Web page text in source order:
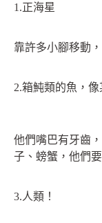
1.正海星
靠許多小腳移動
2.箱魨類的魚，
他們嘴巴有牙齒
子、螃蟹，他們
3.人類！